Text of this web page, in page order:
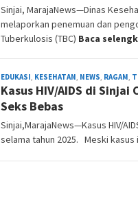
Sinjai, MarajaNews—Dinas
melaporkan penemuan dan
Tuberkulosis (TBC) Baca
EDUKASI, KESEHATAN, NEWS, RAGAM,
Kasus HIV/AIDS di
Seks Bebas
Sinjai,MarajaNews—Kasus HIV/
selama tahun 2025. Meski kasus